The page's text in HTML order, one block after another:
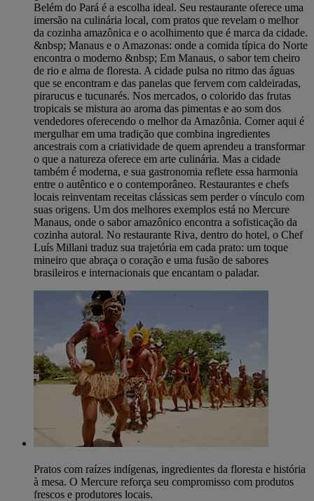
Belém do Pará é a escolha ideal. Seu restaurante oferece uma
imersão na culinária local, com pratos que revelam o melhor
da cozinha amazônica e o acolhimento que é marca da cidade.
&nbsp; Manaus e o Amazonas: onde a comida típica do Norte
encontra o moderno &nbsp; Em Manaus, o sabor tem cheiro
de rio e alma de floresta. A cidade pulsa no ritmo das águas
que se encontram e das panelas que fervem com caldeiradas,
pirarucus e tucunarés. Nos mercados, o colorido das frutas
tropicais se mistura ao aroma das pimentas e ao som dos
vendedores oferecendo o melhor da Amazônia. Comer aqui é
mergulhar em uma tradição que combina ingredientes
ancestrais com a criatividade de quem aprendeu a transformar
o que a natureza oferece em arte culinária. Mas a cidade
também é moderna, e sua gastronomia reflete essa harmonia
entre o autêntico e o contemporâneo. Restaurantes e chefs
locais reinventam receitas clássicas sem perder o vínculo com
suas origens. Um dos melhores exemplos está no Mercure
Manaus, onde o sabor amazônico encontra a sofisticação da
cozinha autoral. No restaurante Riva, dentro do hotel, o Chef
Luís Millani traduz sua trajetória em cada prato: um toque
mineiro que abraça o coração e uma fusão de sabores
brasileiros e internacionais que encantam o paladar.
Pratos com raízes indígenas, ingredientes da floresta e história
à mesa. O Mercure reforça seu compromisso com produtos
frescos e produtores locais.